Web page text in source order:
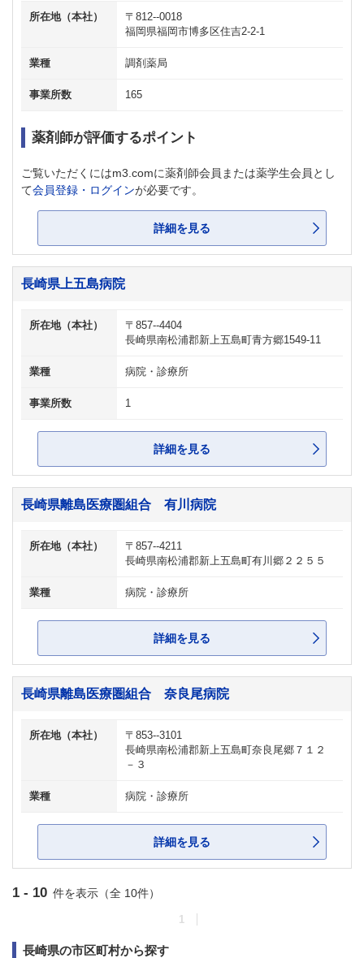
所在地（本社）
〒812--0018
福岡県福岡市博多区住吉2-2-1
業種 調剤薬局
事業所数 165
薬剤師が評価するポイント
ご覧いただくにはm3.comに薬剤師会員または薬学生会員とし
て会員登録・ログインが必要です。
詳細を見る
長崎県上五島病院
所在地（本社）
〒857--4404
長崎県南松浦郡新上五島町青方郷1549-11
業種 病院・診療所
事業所数 1
詳細を見る
長崎県離島医療圏組合 有川病院
所在地（本社）
〒857--4211
長崎県南松浦郡新上五島町有川郷２２５５
業種 病院・診療所
詳細を見る
長崎県離島医療圏組合 奈良尾病院
所在地（本社）
〒853--3101
長崎県南松浦郡新上五島町奈良尾郷７１２
－３
業種 病院・診療所
詳細を見る
1 - 10 件を表示（全 10件）
1
長崎県の市区町村から探す